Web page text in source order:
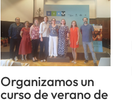
Organizamos un
curso de verano de